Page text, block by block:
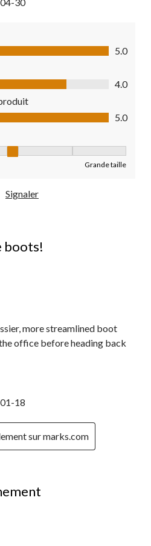
5.0
5
4.0
5.0 sur 5
5.0
Grande taille
Signaler
boots!
more streamlined boot
office before heading back
18
sur marks.com